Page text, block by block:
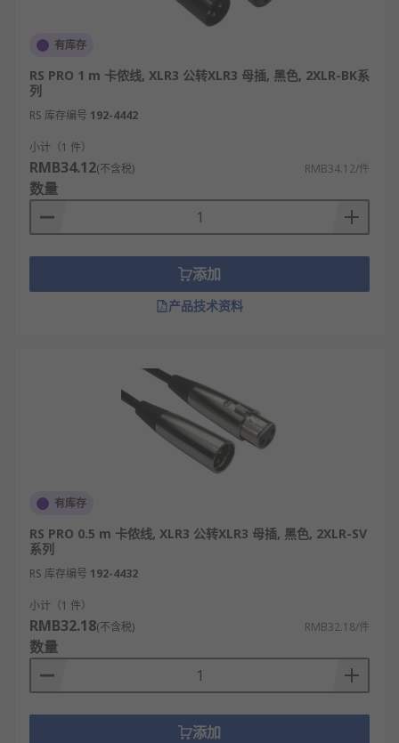
有库存
RS PRO 1 m 卡侬线, XLR3 公转XLR3 母插, 黑色, 2XLR-BK系
列
RS 库存编号 192-4442
小计（1 件）
RMB34.12(不含税) RMB34.12/件
数量
添加
产品技术资料
有库存
RS PRO 0.5 m 卡侬线, XLR3 公转XLR3 母插, 黑色, 2XLR-SV
系列
RS 库存编号 192-4432
小计（1 件）
RMB32.18(不含税) RMB32.18/件
数量
添加